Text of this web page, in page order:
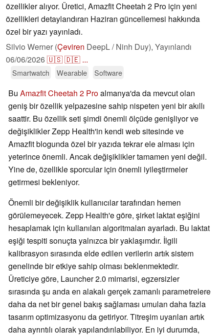
özellikler alıyor. Üretici, Amazfit Cheetah 2 Pro için yeni
özellikleri detaylandıran Haziran güncellemesi hakkında
özel bir yazı yayınladı.
Silvio Werner (Çeviren DeepL / Ninh Duy), Yayınlandı
06/06/2026🇺🇸🇩🇪 ...
Smartwatch Wearable Software
Bu Amazfit Cheetah 2 Proalmanya'da da mevcut olan
geniş bir özellik yelpazesine sahip nispeten yeni bir akıllı
saattir. Bu özellik seti şimdi önemli ölçüde genişliyor ve
değişiklikler Zepp Health'in kendi web sitesinde ve
Amazfit blogunda özel bir yazıda tekrar ele alması için
yeterince önemli. Ancak değişiklikler tamamen yeni değil.
Yine de, özellikle sporcular için önemli iyileştirmeler
getirmesi bekleniyor.
Önemli bir değişiklik kullanıcılar tarafından hemen
görülemeyecek. Zepp Health'e göre, şirket laktat eşiğini
hesaplamak için kullanılan algoritmaları ayarladı. Bu laktat
eşiği tespiti sonuçta yalnızca bir yaklaşımdır. İlgili
kalibrasyon sırasında elde edilen verilerin artık sistem
genelinde bir etkiye sahip olması beklenmektedir.
Üreticiye göre, Launcher 2.0 mimarisi, egzersizler
sırasında şu anda en alakalı gerçek zamanlı parametrelere
daha da net bir genel bakış sağlaması umulan daha fazla
tasarım optimizasyonu da getiriyor. Titreşim uyarıları artık
daha ayrıntılı olarak yapılandırılabiliyor. En iyi durumda,